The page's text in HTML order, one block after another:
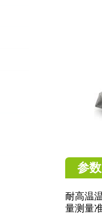
参数
耐高温
量测量